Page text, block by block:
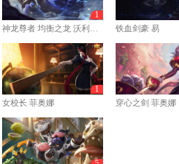
神龙尊者 均衡之龙 沃利贝尔
1
铁血剑豪 易
女校长 菲奥娜
1
穿心之剑 菲奥娜